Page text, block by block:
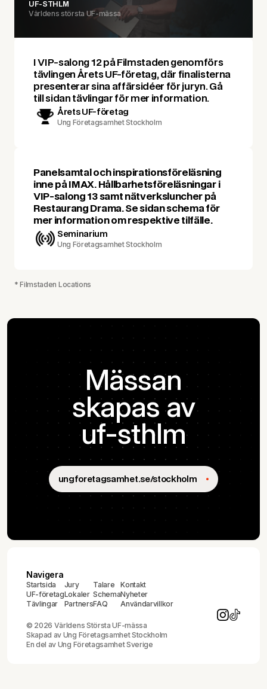
UF-STHLM
Världens största UF-mässa
I VIP-salong 12 på Filmstaden genomförs
tävlingen Årets UF-företag, där finalisterna
presenterar sina affärsidéer för juryn. Gå
till sidan tävlingar för mer information.
Årets UF-företag
Ung Företagsamhet Stockholm
Panelsamtal och inspirationsföreläsning
inne på IMAX. Hållbarhetsföreläsningar i
VIP-salong 13 samt nätverksluncher på
Restaurang Drama. Se sidan schema för
mer information om respektive tilfälle.
Seminarium
Ung Företagsamhet Stockholm
* Filmstaden Locations
Mässan
skapas av
uf-sthlm
ungforetagsamhet.se/stockholm
Navigera
Startsida
UF-företag
Tävlingar
Jury
Lokaler
Partners
Talare
Schema
FAQ
Kontakt
Nyheter
Användarvillkor
© 2026 Världens Största UF-mässa
Skapad av Ung Företagsamhet Stockholm
En del av Ung Företagsamhet Sverige